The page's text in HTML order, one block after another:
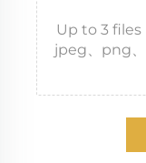
Up to 3 files
jpeg、png、